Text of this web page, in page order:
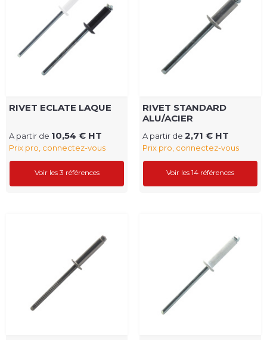
RIVET ECLATE LAQUE
A partir de 10,54 € HT
Prix pro, connectez-vous
Voir les 3 références
RIVET STANDARD
ALU/ACIER
A partir de 2,71 € HT
Prix pro, connectez-vous
Voir les 14 références